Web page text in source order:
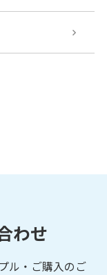
20LE
各種オープンネ
わせ
ル・ご購入の ご